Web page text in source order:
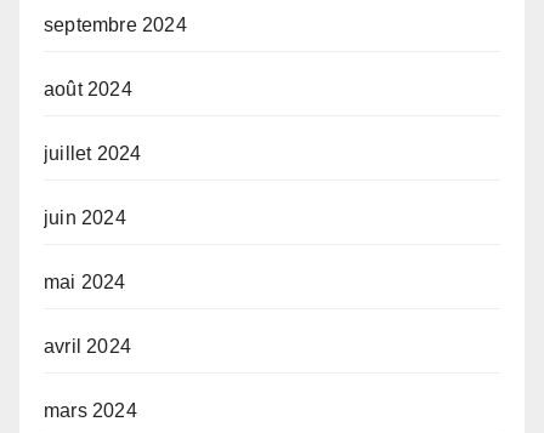
septembre 2024
août 2024
juillet 2024
juin 2024
mai 2024
avril 2024
mars 2024